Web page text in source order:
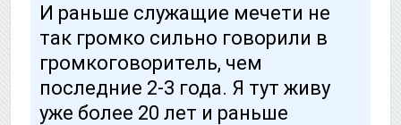
И раньше служащие мечети не
так громко сильно говорили в
громкоговоритель, чем
последние 2-3 года. Я тут живу
уже более 20 лет и раньше